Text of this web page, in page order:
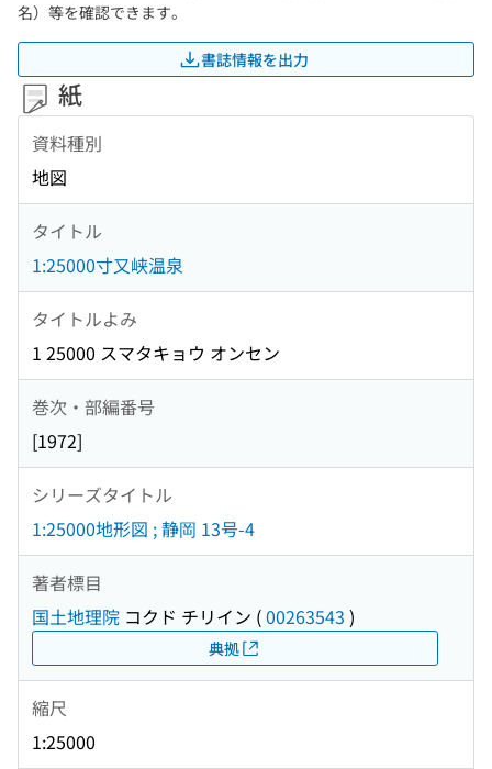
名）等を確認できます。
書誌情報を出力
紙
資料種別
地図
タイトル
1:25000寸又峡温泉
タイトルよみ
1 25000 スマタキョウ オンセン
巻次・部編番号
[1972]
シリーズタイトル
1:25000地形図 ; 静岡 13号-4
著者標目
国土地理院 コクド チリイン (00263543 )
典拠
縮尺
1:25000